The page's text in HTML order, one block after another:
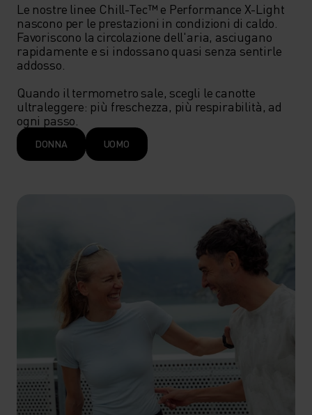
Le nostre linee Chill-Tec™ e Performance X-Light
nascono per le prestazioni in condizioni di caldo.
Favoriscono la circolazione dell'aria, asciugano
rapidamente e si indossano quasi senza sentirle
addosso.
Quando il termometro sale, scegli le canotte
ultraleggere: più freschezza, più respirabilità, ad
ogni passo.
DONNA UOMO